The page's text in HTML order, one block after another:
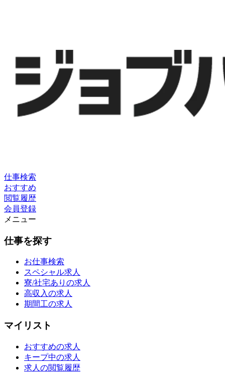
仕事検索
おすすめ
閲覧履歴
会員登録
メニュー
仕事を探す
お仕事検索
スペシャル求人
寮/社宅ありの求人
高収入の求人
期間工の求人
マイリスト
おすすめの求人
キープ中の求人
求人の閲覧履歴